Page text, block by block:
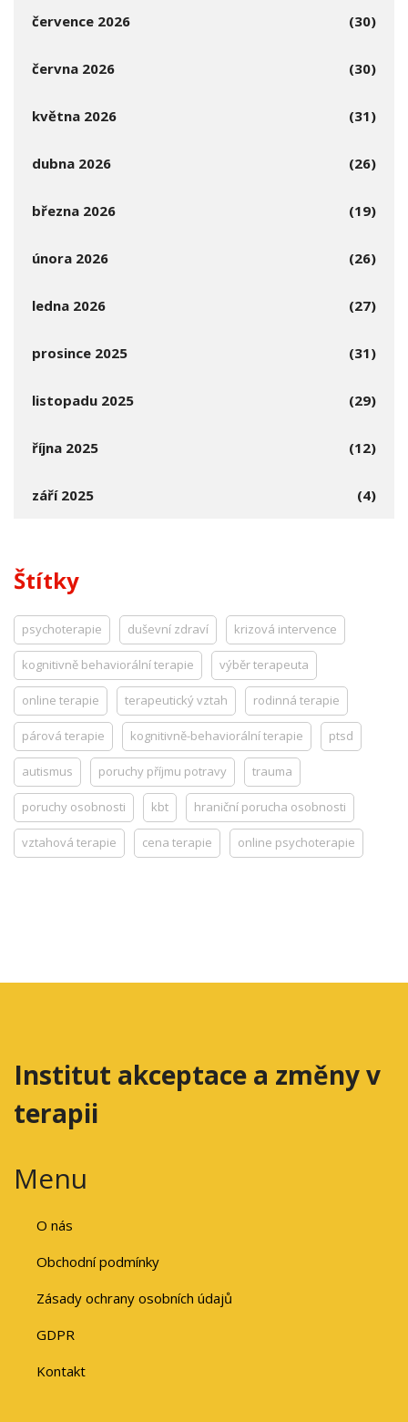
července 2026 (30)
června 2026 (30)
května 2026 (31)
dubna 2026 (26)
března 2026 (19)
února 2026 (26)
ledna 2026 (27)
prosince 2025 (31)
listopadu 2025 (29)
října 2025 (12)
září 2025 (4)
Štítky
psychoterapie duševní zdraví krizová intervence
kognitivně behaviorální terapie výběr terapeuta
online terapie terapeutický vztah rodinná terapie
párová terapie kognitivně-behaviorální terapie ptsd
autismus poruchy příjmu potravy trauma
poruchy osobnosti kbt hraniční porucha osobnosti
vztahová terapie cena terapie online psychoterapie
Institut akceptace a změny v
terapii
Menu
O nás
Obchodní podmínky
Zásady ochrany osobních údajů
GDPR
Kontakt